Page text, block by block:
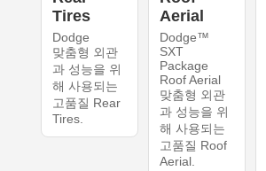
Tires
Dodge
맞춤형 외관
과 성능을 위
해 사용되는
고품질 Rear
Tires.
Aerial
Dodge™
SXT
Package
Roof Aerial
맞춤형 외관
과 성능을 위
해 사용되는
고품질 Roof
Aerial.